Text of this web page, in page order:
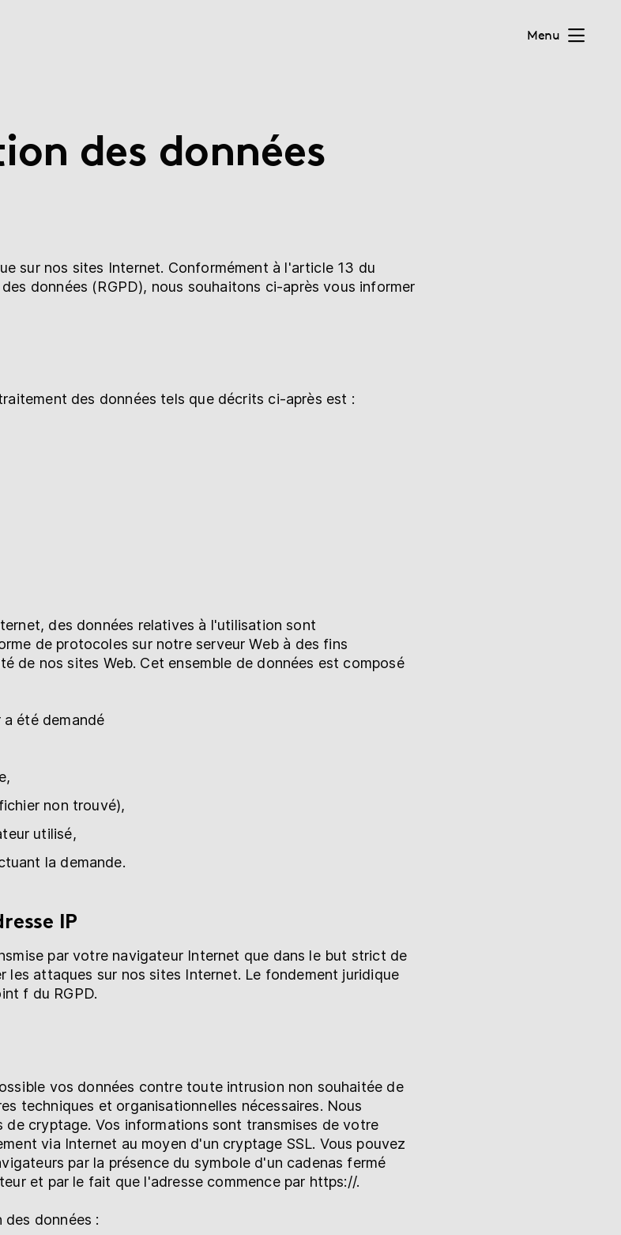
Menu
des données
sur nos sites Internet. Conformément à l'article 13 du
données (RGPD), nous souhaitons ci-après vous informer
des données tels que décrits ci-après est :
des données relatives à l'utilisation sont
de protocoles sur notre serveur Web à des fins
de nos sites Web. Cet ensemble de données est composé
a été demandé
non trouvé),
utilisé,
la demande.
IP
par votre navigateur Internet que dans le but strict de
les attaques sur nos sites Internet. Le fondement juridique
f du RGPD.
vos données contre toute intrusion non souhaitée de
techniques et organisationnelles nécessaires. Nous
de cryptage. Vos informations sont transmises de votre
via Internet au moyen d'un cryptage SSL. Vous pouvez
par la présence du symbole d'un cadenas fermé
et par le fait que l'adresse commence par https://.
données :